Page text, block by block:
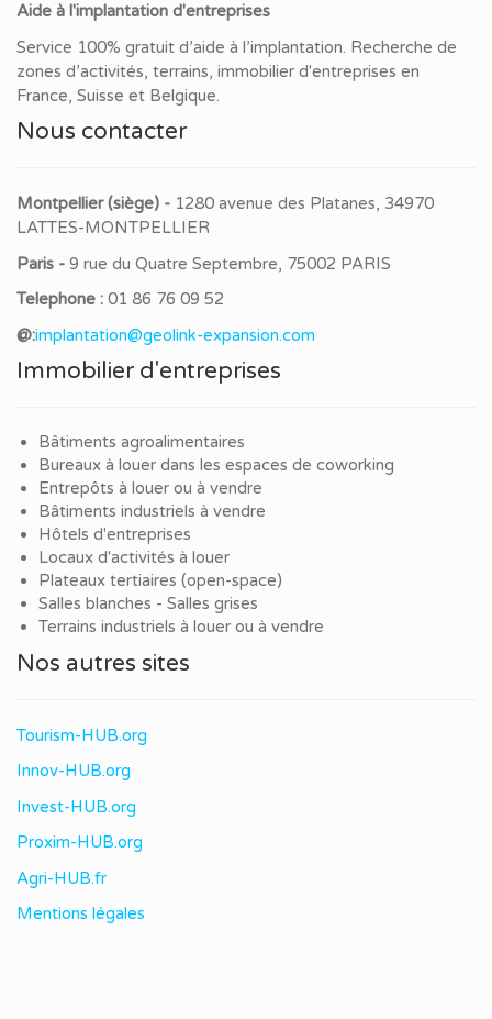
Aide à l'implantation d'entreprises
Service 100% gratuit d’aide à l’implantation. Recherche de
zones d’activités, terrains, immobilier d'entreprises en
France, Suisse et Belgique.
Nous contacter
Montpellier (siège) - 1280 avenue des Platanes, 34970
LATTES-MONTPELLIER
Paris - 9 rue du Quatre Septembre, 75002 PARIS
Telephone : 01 86 76 09 52
@:implantation@geolink-expansion.com
Immobilier d'entreprises
Bâtiments agroalimentaires
Bureaux à louer dans les espaces de coworking
Entrepôts à louer ou à vendre
Bâtiments industriels à vendre
Hôtels d'entreprises
Locaux d'activités à louer
Plateaux tertiaires (open-space)
Salles blanches - Salles grises
Terrains industriels à louer ou à vendre
Nos autres sites
Tourism-HUB.org
Innov-HUB.org
Invest-HUB.org
Proxim-HUB.org
Agri-HUB.fr
Mentions légales